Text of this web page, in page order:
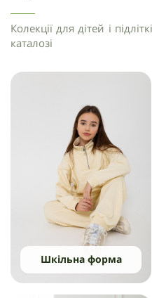
Колекції для дітей і
каталозі
Шкільна форма